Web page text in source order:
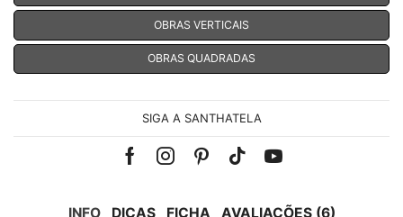
OBRAS VERTICAIS
OBRAS QUADRADAS
SIGA A SANTHATELA
Facebook
Instagram
Pinterest
Tik-Youtube
INFO DICAS FICHA AVALIAÇÕES (6)